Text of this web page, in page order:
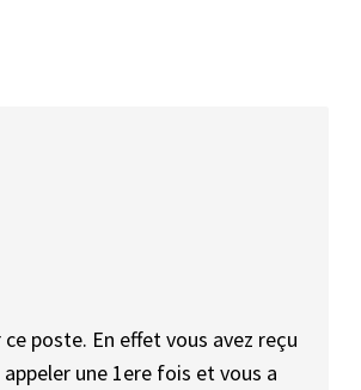
poste. En effet vous avez reçu
une 1ere fois et vous a